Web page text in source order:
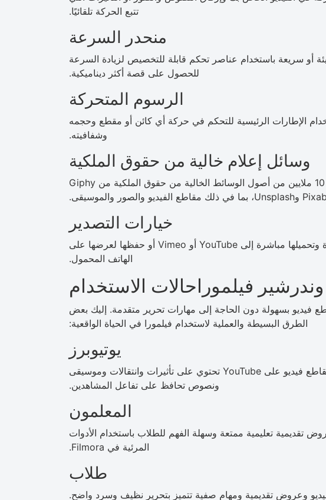
تتبع الحركة تلقائيًا.
منحدر السرعة
أو سريعة باستخدام عناصر تحكم قابلة للتخصيص لزيادة السرعة
للحصول على قصة أكثر ديناميكية.
الرسوم المتحركة
الإطارات الرئيسية للتحكم في حركة أي كائن أو مقطع وحجمه
وشفافيته.
وسائل إعلام خالية من حقوق الملكية
احصل على إمكانية الوصول إلى أكثر من 10 ملايين من أصول الوسائط الخالية من حقوق الملكية من Giphy
خيارات التصدير
قم بتصدير مقاطع الفيديو بتنسيقات متعددة وتحميلها مباشرة إلى YouTube أو Vimeo أو حفظها لعرضها على
الهاتف المحمول.
وندرشير فيلموراحالات الاستخدام
بسهولة دون الحاجة إلى مهارات تحرير متقدمة. إليك بعض
الطرق البسيطة والعملية لاستخدام فيلمورا في الحياة الواقعية:
يوتيوبرز
يستخدم منشئو المحتوى Filmora لإنشاء مقاطع فيديو على YouTube تحتوي على تأثيرات وانتقالات وموسيقى
ونصوص تحافظ على تفاعل المشاهدين.
المعلمون
تقديمية تعليمية ممتعة وسهلة الفهم للطلاب باستخدام الأدوات
المرئية في Filmora.
طلاب